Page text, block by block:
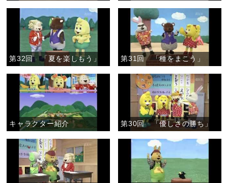
第32回 「夏を楽しもう」 第31回 「種をまこう」
キャラクター紹介 第30回 「優しさの勝ち」